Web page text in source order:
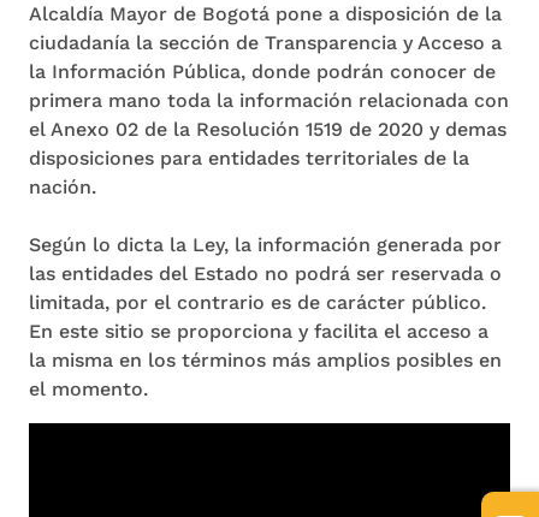
Alcaldía Mayor de Bogotá pone a disposición de la
ciudadanía la sección de Transparencia y Acceso a
la Información Pública, donde podrán conocer de
primera mano toda la información relacionada con
el Anexo 02 de la Resolución 1519 de 2020 y demas
disposiciones para entidades territoriales de la
nación.
Según lo dicta la Ley, la información generada por
las entidades del Estado no podrá ser reservada o
limitada, por el contrario es de carácter público.
En este sitio se proporciona y facilita el acceso a
la misma en los términos más amplios posibles en
el momento.